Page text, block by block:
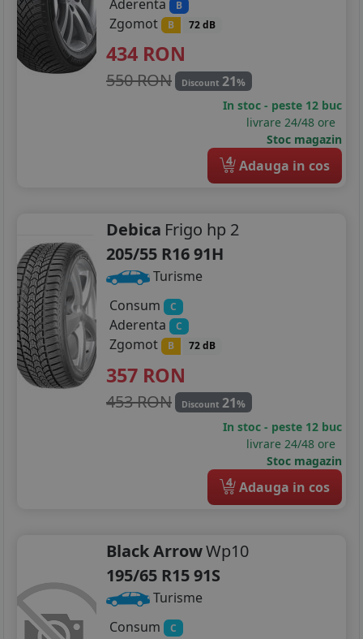
Aderenta B
Zgomot B 72 dB
434 RON
550 RON Discount 21%
In stoc - peste 12 buc
livrare 24/48 ore
Stoc magazin
4 Adauga in cos
Debica Frigo hp 2
205/55 R16 91H
Turisme
Consum
C
Aderenta C
Zgomot B 72 dB
357 RON
453 RON Discount 21%
In stoc - peste 12 buc
livrare 24/48 ore
Stoc magazin
4 Adauga in cos
Black ArrowWp10
195/65 R15 91S
Turisme
Consum
C